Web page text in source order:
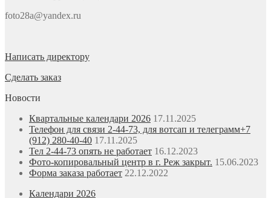
foto28a@yandex.ru
Написать директору
Сделать заказ
Новости
Квартальные календари 2026 17.11.2025
Телефон для связи 2-44-73, для вотсап и телеграмм+7
(912) 280-40-40 17.11.2025
Тел 2-44-73 опять не работает 16.12.2023
Фото-копировальный центр в г. Реж закрыт. 15.06.2023
Форма заказа работает 22.12.2022
Календари 2026